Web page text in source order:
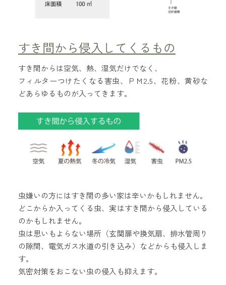
すき間から侵入してくるもの
すき間からは空気、熱、湿気だけでなく、
フィルターつけたくなる害虫、ＰＭ2.5、花粉、黄砂な
どあらゆるものが入ってきます。
虫嫌いの方にはすき間の多い家は辛いかもしれません。
どこからか入ってくる虫、実はすき間から侵入している
のかもしれません。
虫は思いもよらない場所（玄関扉や換気扇、排水管周り
の隙間、電気ガス水道の引き込み）などからも侵入しま
す。
気密対策をおこない虫の侵入も抑えます。